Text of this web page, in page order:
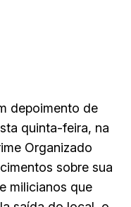
depoimento de
quinta-feira, na
Organizado
sobre sua
milicianos que